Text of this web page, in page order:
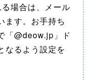
場合は、メール
ます。お手持ち
「@deow.jp」ド
なるよう設定を